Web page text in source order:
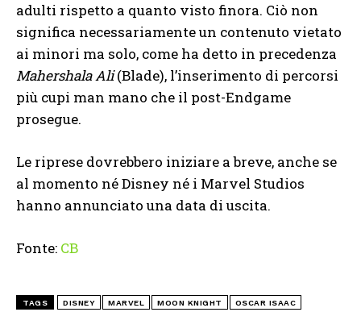
adulti rispetto a quanto visto finora. Ciò non
significa necessariamente un contenuto vietato
ai minori ma solo, come ha detto in precedenza
Mahershala Ali(Blade), l’inserimento di percorsi
più cupi man mano che il post-Endgame
prosegue.
Le riprese dovrebbero iniziare a breve, anche se
al momento né Disney né i Marvel Studios
hanno annunciato una data di uscita.
Fonte: CB
TAGS DISNEY MARVEL MOON KNIGHT OSCAR ISAAC